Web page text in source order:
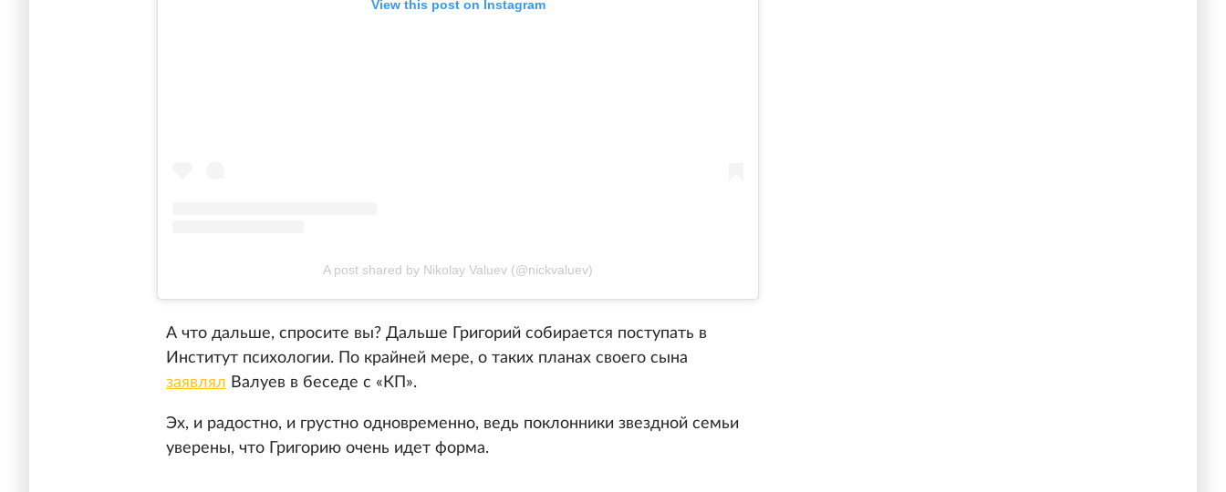
View this post on Instagram
A post shared by Nikolay Valuev (@nickvaluev)
А что дальше, спросите вы? Дальше Григорий собирается поступать в
Институт психологии. По крайней мере, о таких планах своего сына
заявлял Валуев в беседе с «КП».
Эх, и радостно, и грустно одновременно, ведь поклонники звездной семьи
уверены, что Григорию очень идет форма.